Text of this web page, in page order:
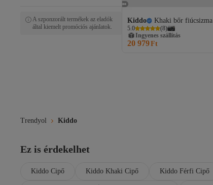
Kiddo Khaki bőr fiúcsizma
5.0 (8)
Ingyenes szállítás
20 979Ft
A szponzorált termékek az eladók
által kiemelt promóciós ajánlatok.
Trendyol Kiddo
Ez is érdekelhet
Kiddo Cipő Kiddo Khaki Cipő Kiddo Férfi Cipő